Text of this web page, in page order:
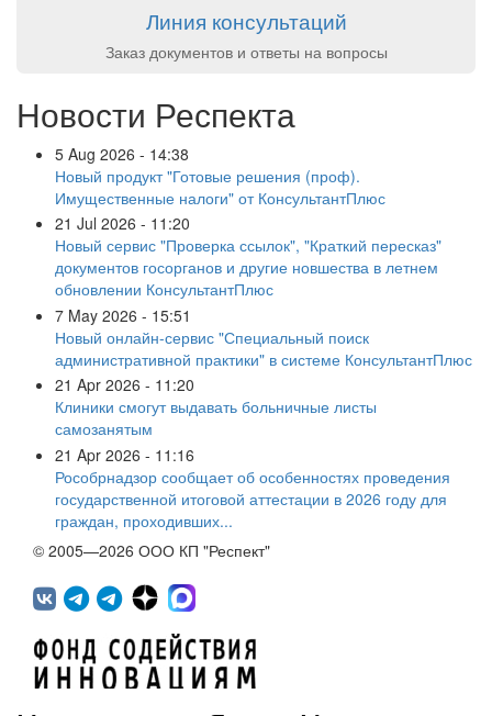
Линия консультаций
Заказ документов и ответы на вопросы
Новости Респекта
5 Aug 2026 - 14:38
Новый продукт "Готовые решения (проф).
Имущественные налоги" от КонсультантПлюс
21 Jul 2026 - 11:20
Новый сервис "Проверка ссылок", "Краткий пересказ"
документов госорганов и другие новшества в летнем
обновлении КонсультантПлюс
7 May 2026 - 15:51
Новый онлайн-сервис "Специальный поиск
административной практики" в системе КонсультантПлюс
21 Apr 2026 - 11:20
Клиники смогут выдавать больничные листы
самозанятым
21 Apr 2026 - 11:16
Рособрнадзор сообщает об особенностях проведения
государственной итоговой аттестации в 2026 году для
граждан, проходивших...
© 2005—2026 ООО КП "Респект"